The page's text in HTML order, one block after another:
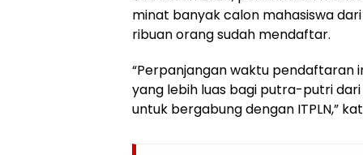
minat banyak calon mahasiswa
ribuan orang sudah mendaftar.
“Perpanjangan waktu pendaftaran
yang lebih luas bagi putra-putri
untuk bergabung dengan ITPLN,”